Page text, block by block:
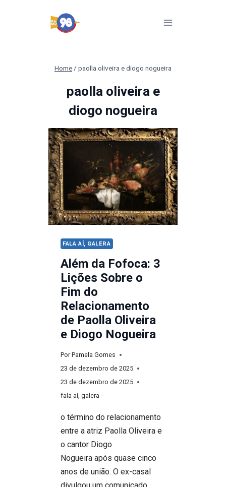
Home / paolla oliveira e diogo nogueira
paolla oliveira e
diogo nogueira
FALA AÍ, GALERA
Além da Fofoca: 3
Lições Sobre o
Fim do
Relacionamento
de Paolla Oliveira
e Diogo Nogueira
Por Pamela Gomes
23 de dezembro de 2025
23 de dezembro de 2025
fala aí, galera
o término do relacionamento
entre a atriz Paolla Oliveira e
o cantor Diogo
Nogueira após quase cinco
anos de união. O ex-casal